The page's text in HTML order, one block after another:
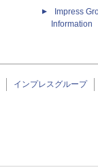
Impress
Information
インプレスグループ